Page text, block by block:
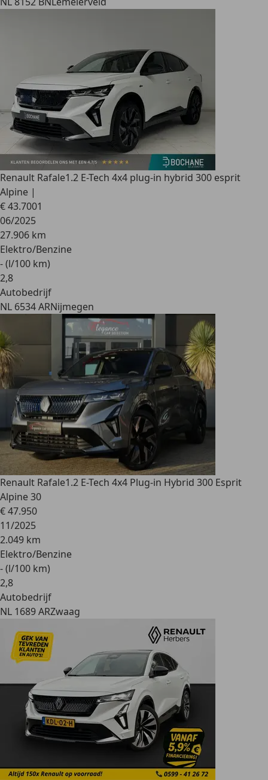
Renault Rafale1.2 E-Tech 4x4 plug-in hybrid 300 esprit
Alpine |
€ 43.7001
06/2025
27.906 km
Elektro/Benzine
- (l/100 km)
2,8
Autobedrijf
NL 6534 ARNijmegen
Renault Rafale1.2 E-Tech 4x4 Plug-in Hybrid 300 Esprit
Alpine 30
€ 47.950
11/2025
2.049 km
Elektro/Benzine
- (l/100 km)
2,8
Autobedrijf
NL 1689 ARZwaag